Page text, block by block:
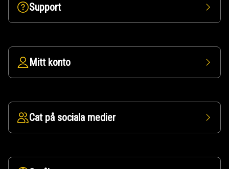
Support
Mitt konto
Cat på sociala medier